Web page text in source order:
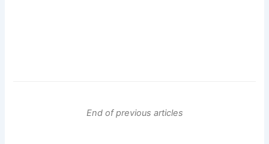
End of previous articles